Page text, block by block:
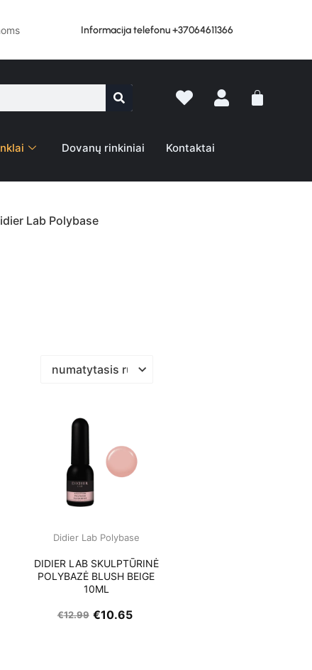
Informacija telefonu +37064611366
Dovanų rinkiniai Kontaktai
Lab Polybase
Didier Lab Polybase
DIDIER LAB SKULPTŪRINĖ
POLYBAZĖ BLUSH BEIGE
10ML
€12.99 €10.65